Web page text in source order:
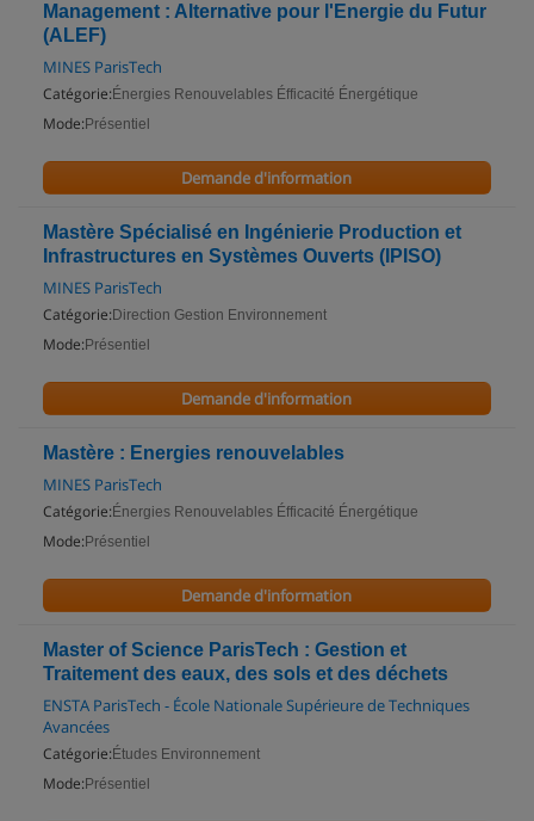
Management : Alternative pour l'Energie du Futur
(ALEF)
MINES ParisTech
Catégorie: Énergies Renouvelables Éfficacité Énergétique
Mode: Présentiel
Demande d'information
Mastère Spécialisé en Ingénierie Production et
Infrastructures en Systèmes Ouverts (IPISO)
MINES ParisTech
Catégorie: Direction Gestion Environnement
Mode: Présentiel
Demande d'information
Mastère : Energies renouvelables
MINES ParisTech
Catégorie: Énergies Renouvelables Éfficacité Énergétique
Mode: Présentiel
Demande d'information
Master of Science ParisTech : Gestion et
Traitement des eaux, des sols et des déchets
ENSTA ParisTech - École Nationale Supérieure de Techniques
Avancées
Catégorie: Études Environnement
Mode: Présentiel